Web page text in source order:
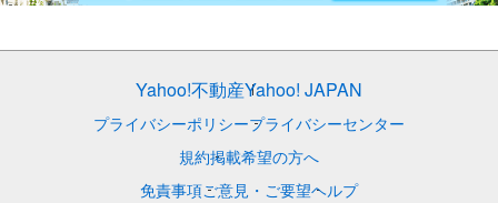
Yahoo!不動産Yahoo! JAPAN
プライバシーポリシープライバシーセンター
規約掲載希望の方へ
免責事項ご意見・ご要望ヘルプ